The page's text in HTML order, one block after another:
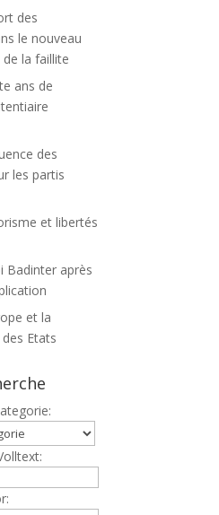
des
le nouveau
la faillite
ans de
des
les partis
et libertés
Badinter après
et la
Etats